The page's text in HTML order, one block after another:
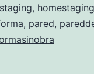
de
,
, pared,